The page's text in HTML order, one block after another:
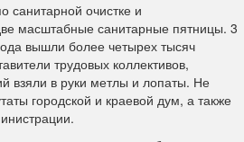
санитарной очистке и
масштабные санитарные пятницы. 3
вышли более четырех тысяч
трудовых коллективов,
взяли в руки метлы и лопаты. Не
городской и краевой дум, а также